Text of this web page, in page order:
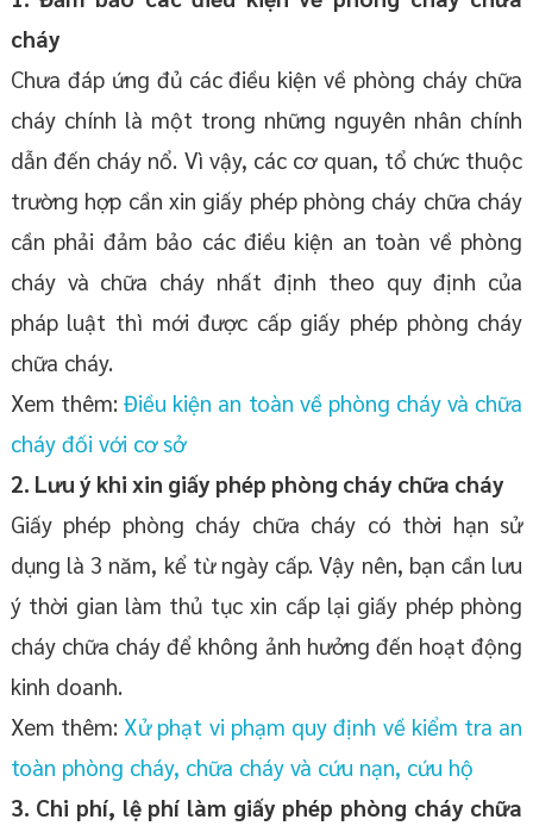
cháy
Chưa đáp ứng đủ các điều kiện về phòng cháy chữa
cháy chính là một trong những nguyên nhân chính
dẫn đến cháy nổ. Vì vậy, các cơ quan, tổ chức thuộc
trường hợp cần xin giấy phép phòng cháy chữa cháy
cần phải đảm bảo các điều kiện an toàn về phòng
cháy và chữa cháy nhất định theo quy định của
pháp luật thì mới được cấp giấy phép phòng cháy
chữa cháy.
Xem thêm:Điều kiện an toàn về phòng cháy và chữa
cháy đối với cơ sở
2. Lưu ý khi xin giấy phép phòng cháy chữa cháy
Giấy phép phòng cháy chữa cháy có thời hạn sử
dụng là 3 năm, kể từ ngày cấp. Vậy nên, bạn cần lưu
ý thời gian làm thủ tục xin cấp lại giấy phép phòng
cháy chữa cháy để không ảnh hưởng đến hoạt động
kinh doanh.
Xem thêm: Xử phạt vi phạm quy định về kiểm tra an
toàn phòng cháy, chữa cháy và cứu nạn, cứu hộ
3. Chi phí, lệ phí làm giấy phép phòng cháy chữa